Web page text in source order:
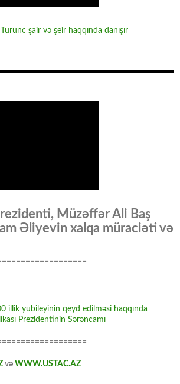
şair və şeir haqqında danışır
Müzəffər Ali Baş
Əliyevin xalqa müraciəti və
illik yubileyinin qeyd edilməsi haqqında
Prezidentinin Sərəncamı
və WWW.USTAC.AZ